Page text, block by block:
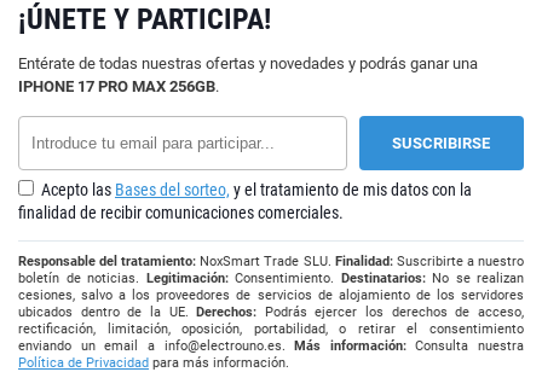
¡ÚNETE Y PARTICIPA!
Entérate de todas nuestras ofertas y novedades y podrás ganar una
IPHONE 17 PRO MAX 256GB.
Acepto las Bases del sorteo, y el tratamiento de mis datos con la
finalidad de recibir comunicaciones comerciales.
Responsable del tratamiento: NoxSmart Trade SLU. Finalidad:Suscribirte a nuestro
boletín de noticias. Legitimación:Consentimiento. Destinatarios:No se realizan
cesiones, salvo a los proveedores de servicios de alojamiento de los servidores
ubicados dentro de la UE.Derechos: Podrás ejercer los derechos de acceso,
rectificación, limitación, oposición, portabilidad, o retirar el consentimiento
enviando un email a info@electrouno.es.Más información:Consulta nuestra
Política de Privacidad para más información.